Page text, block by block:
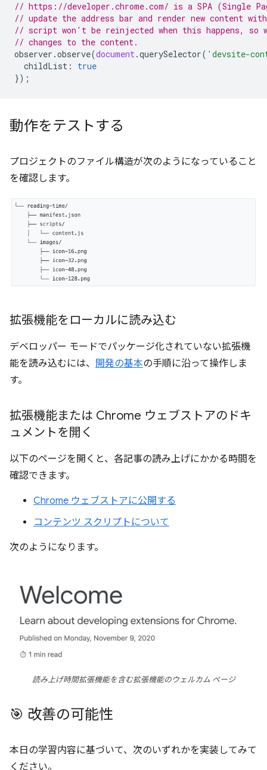
// https://developer.chrome.com/ is a SPA (Single
// update the address bar and render new content
// script won't be reinjected when this happens, so
// changes to the content.
observer .observe(document.querySelector( 'devsite-
childList :
true
});
動作をテストする
プロジェクトのファイル構造が次のようになっていること
を確認します。
拡張機能をローカルに読み込む
デベロッパー モードでパッケージ化されていない拡張機
能を読み込むには、 開発の基本の手順に沿って操作しま
す。
拡張機能または Chrome ウェブストアのドキ
ュメントを開く
以下のページを開くと、各記事の読み上げにかかる時間を
確認できます。
Chrome ウェブストアに公開する
コンテンツ スクリプトについて
次のようになります。
読み上げ時間拡張機能を含む拡張機能のウェルカム ページ
🎯 改善の可能性
本日の学習内容に基づいて、次のいずれかを実装してみて
ください。